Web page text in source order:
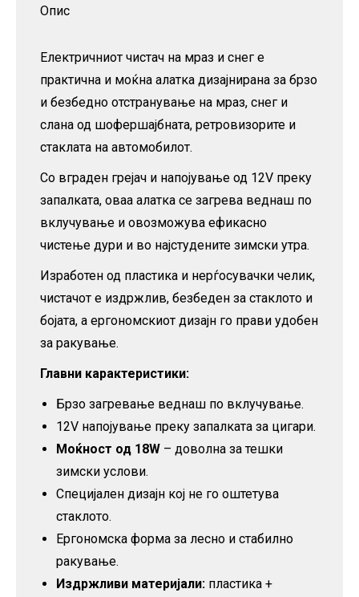
количина
Опис
Електричниот чистач на мраз и снег е
практична и моќна алатка дизајнирана за брзо
и безбедно отстранување на мраз, снег и
слана од шофершајбната, ретровизорите и
стаклата на автомобилот.
Со вграден грејач и напојување од 12V преку
запалката, оваа алатка се загрева веднаш по
вклучување и овозможува ефикасно
чистење дури и во најстудените зимски утра.
Изработен од пластика и нерѓосувачки челик,
чистачот е издржлив, безбеден за стаклото и
бојата, а ергономскиот дизајн го прави удобен
за ракување.
Главни карактеристики:
Брзо загревање веднаш по вклучување.
12V напојување преку запалката за цигари.
Моќност од 18W – доволна за тешки
зимски услови.
Специјален дизајн кој не го оштетува
стаклото.
Ергономска форма за лесно и стабилно
ракување.
Издржливи материјали: пластика +